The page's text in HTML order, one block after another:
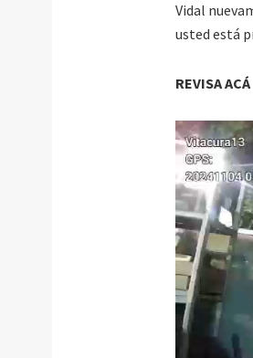
Vidal
usted está
REVISA